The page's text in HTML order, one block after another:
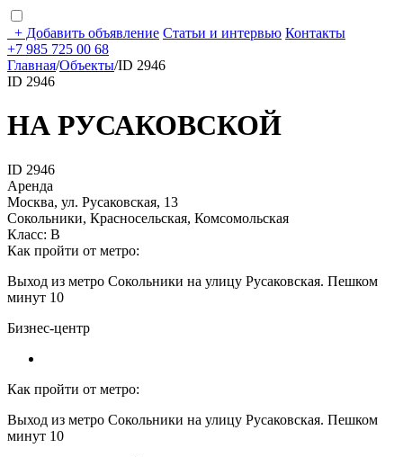
+ Добавить объявление Статьи и интервью Контакты
+7 985 725 00 68
Главная/Объекты/ID 2946
ID 2946
НА РУСАКОВСКОЙ
ID 2946
Аренда
Москва, ул. Русаковская, 13
Сокольники, Красносельская, Комсомольская
Класс: В
Как пройти от метро:
Выход из метро Сокольники на улицу Русаковская. Пешком
минут 10
Бизнес-центр
Как пройти от метро:
Выход из метро Сокольники на улицу Русаковская. Пешком
минут 10